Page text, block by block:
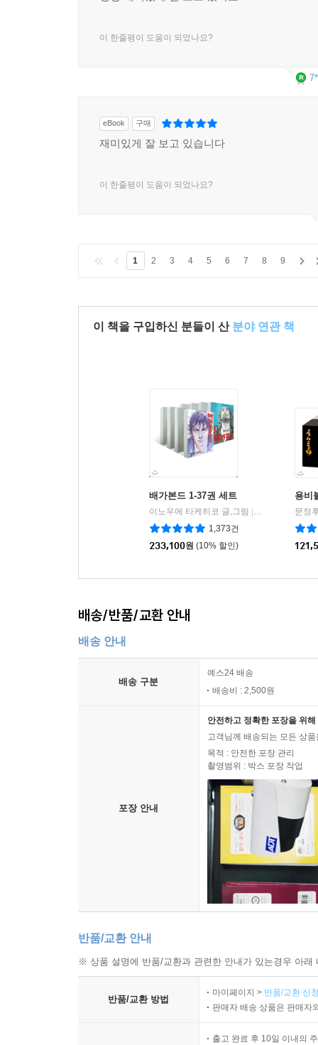
이 한줄평이 도움이 되었나요?
eBook 구매
재미있게 잘 보고 있습니다
이 한줄평이 도움이 되었나요?
1 2 3 4 5 6 7 8 9
이 책을 구입하신 분들이 산 분야 연관 책
배가본드 1-37권 세트
이노우에 타케히코 글,그림
학산문화사
1,373건
233,100원 (10% 할인)
용비
문정
배송/반품/교환 안내
배송 안내
배송 구분
예스24 배송
배송비 : 2,500원
포장 안내
안전하고 정확한 포장을 위
고객님께 배송되는 모든 상
목적 : 안전한 포장 관리
촬영범위 : 박스 포장 작업
반품/교환 안내
※ 상품 설명에 반품/교환과 관련한 안내가 있는경우 아
반품/교환 방법
마이페이지 > 반품/교환 신
판매자 배송 상품은 판매자
출고 완료 후 10일 이내의